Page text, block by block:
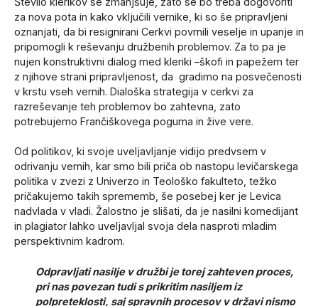
za nova pota in kako vključili vernike, ki so še pripravljeni
oznanjati, da bi resignirani Cerkvi povrnili veselje in upanje in
pripomogli k reševanju družbenih problemov. Za to pa je
nujen konstruktivni dialog med kleriki –škofi in papežem ter
z njihove strani pripravljenost, da gradimo na posvečenosti
v krstu vseh vernih. Dialoška strategija v cerkvi za
razreševanje teh problemov bo zahtevna, zato
potrebujemo Frančiškovega poguma in žive vere.
Od politikov, ki svoje uveljavljanje vidijo predvsem v
odrivanju vernih, kar smo bili priča ob nastopu levičarskega
politika v zvezi z Univerzo in Teološko fakulteto, težko
pričakujemo takih sprememb, še posebej ker je Levica
nadvlada v vladi. Žalostno je slišati, da je nasilni komedijant
in plagiator lahko uveljavljal svoja dela nasproti mladim
perspektivnim kadrom.
Odpravljati nasilje v družbi je torej zahteven proces,
pri nas povezan tudi s prikritim nasiljem iz
polpreteklosti, saj spravnih procesov v državi nismo